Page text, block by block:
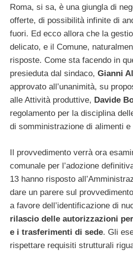
Roma, si sa, è una giungla di
offerte, di possibilità infinite di
fuori. Ed ecco allora che la
delicato, e il Comune,
risposte. Come sta facendo in
presieduta dal sindaco, Gianni
approvato all’unanimità, su
alle Attività produttive, Davide
regolamento per la disciplina
di somministrazione di alimenti e
Il provvedimento verrà ora
comunale per l’adozione
13 hanno risposto
dare un parere sul
a favore dell’identificazione di
rilascio delle autorizzazioni
e i trasferimenti di sede. Gli
rispettare requisiti strutturali